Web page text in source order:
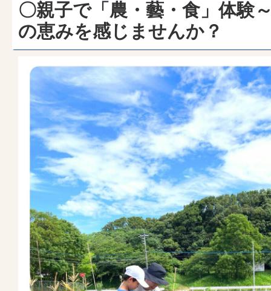
〇親子で「農・藝・食」体験
の恵みを感じませんか？